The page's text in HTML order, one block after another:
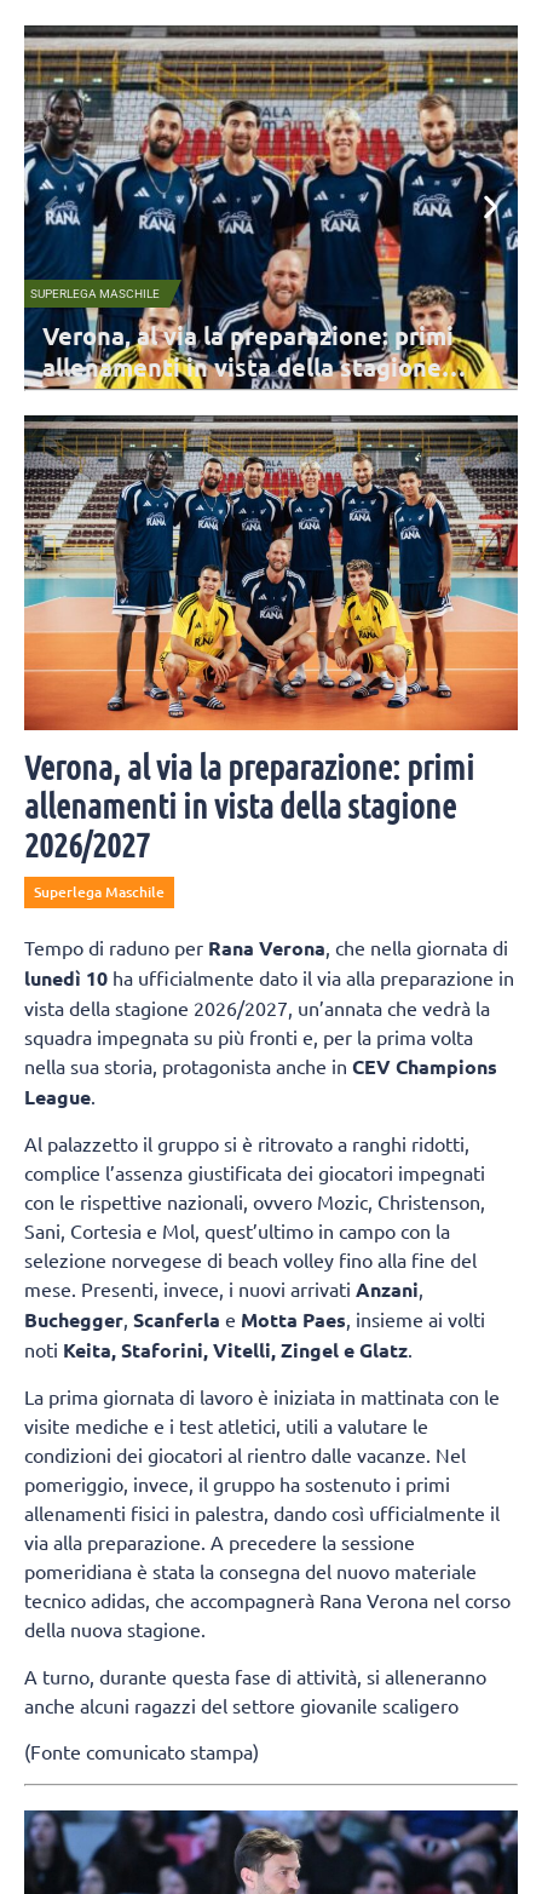
primi
nazionali.
MONDO
Amaranto (che giocherà a
miglior opposto della Coppa
Sudamericana
il Cile ha conquistato il bronzo nella Coppa
in Bolivia,
Verona, al via la preparazione: primi
allenamenti in vista della stagione
2026/2027
Superlega Maschile
Tempo di raduno per Rana Verona , che nella giornata di
lunedì 10 ha ufficialmente dato il via alla preparazione in
vista della stagione 2026/2027, un’annata che vedrà la
squadra impegnata su più fronti e, per la prima volta
nella sua storia, protagonista anche in CEV Champions
League
Al palazzetto il gruppo si è ritrovato a ranghi ridotti,
complice l’assenza giustificata dei giocatori impegnati
con le rispettive nazionali, ovvero Mozic, Christenson,
Sani, Cortesia e Mol, quest’ultimo in campo con la
selezione norvegese di beach volley fino alla fine del
mese. Presenti, invece, i nuovi arrivati Anzani,
Buchegger, Scanferla e Motta Paes, insieme ai volti
noti Keita, Staforini, Vitelli, Zingel e Glatz.
La prima giornata di lavoro è iniziata in mattinata con le
visite mediche e i test atletici, utili a valutare le
condizioni dei giocatori al rientro dalle vacanze. Nel
pomeriggio, invece, il gruppo ha sostenuto i primi
allenamenti fisici in palestra, dando così ufficialmente il
via alla preparazione. A precedere la sessione
pomeridiana è stata la consegna del nuovo materiale
tecnico adidas, che accompagnerà Rana Verona nel corso
della nuova stagione.
A turno, durante questa fase di attività, si alleneranno
anche alcuni ragazzi del settore giovanile scaligero
(Fonte comunicato stampa)